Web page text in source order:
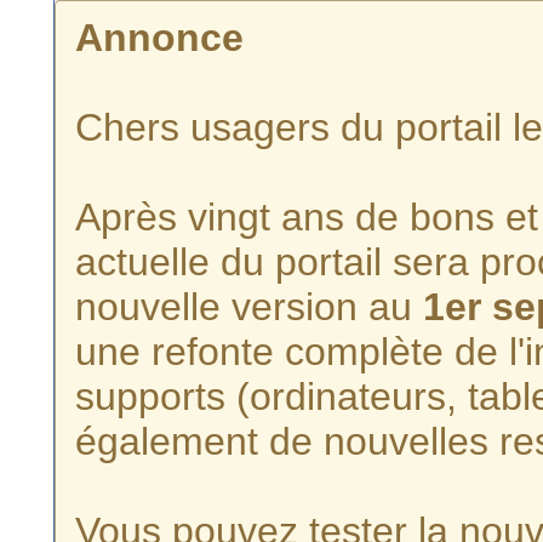
Annonce
Chers usagers du portail
Après vingt ans de bons
actuelle du portail sera
nouvelle version au 1er
une refonte complète de
supports (ordinateurs,
également de nouvelles
Vous pouvez tester la